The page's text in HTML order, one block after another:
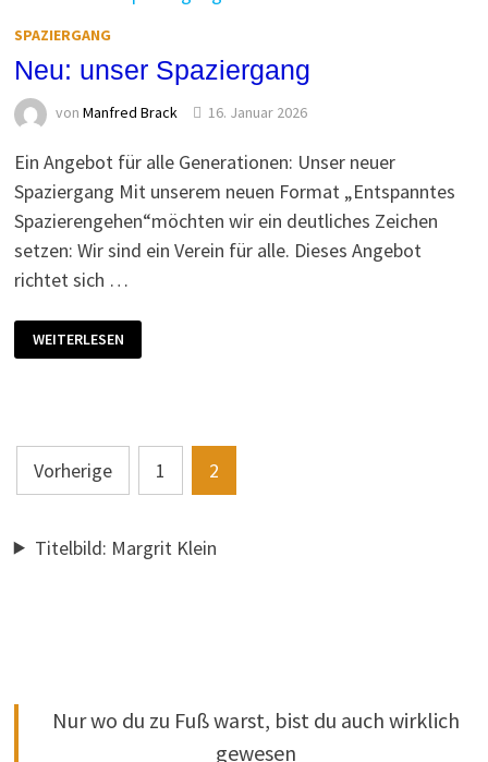
SPAZIERGANG
Neu: unser Spaziergang
von Manfred Brack 16. Januar 2026
Ein Angebot für alle Generationen: Unser neuer
Spaziergang Mit unserem neuen Format „Entspanntes
Spazierengehen“möchten wir ein deutliches Zeichen
setzen: Wir sind ein Verein für alle. Dieses Angebot
richtet sich …
NEU:
UNSER
SPAZIERGANG
WEITERLESEN
Seitennummerierung
der
Beiträge
Vorherige 1 2
Titelbild: Margrit Klein
Nur wo du zu Fuß warst, bist du auch wirklich
gewesen